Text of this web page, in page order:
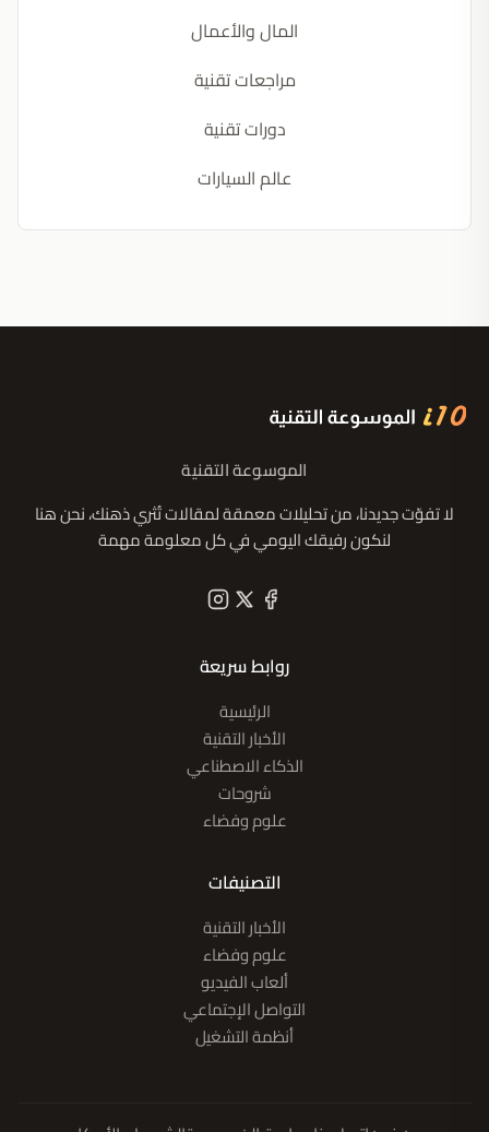
المال والأعمال
مراجعات تقنية
دورات تقنية
عالم السيارات
الموسوعة التقنية
لا تفوّت جديدنا، من تحليلات معمقة لمقالات تُثري ذهنك، نحن هنا
لنكون رفيقك اليومي في كل معلومة مهمة
روابط سريعة
الرئيسية
الأخبار التقنية
الذكاء الاصطناعي
شروحات
علوم وفضاء
التصنيفات
الأخبار التقنية
علوم وفضاء
ألعاب الفيديو
التواصل الإجتماعي
أنظمة التشغيل